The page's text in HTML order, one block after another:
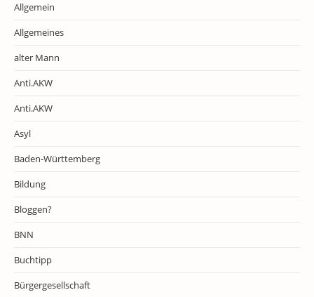
Allgemein
Allgemeines
alter Mann
Anti.AKW
Anti.AKW
Asyl
Baden-Württemberg
Bildung
Bloggen?
BNN
Buchtipp
Bürgergesellschaft